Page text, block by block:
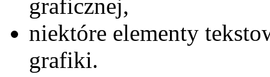
graficznej,
niektóre elementy
grafiki.